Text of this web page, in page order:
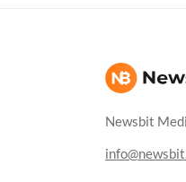
Newsbit